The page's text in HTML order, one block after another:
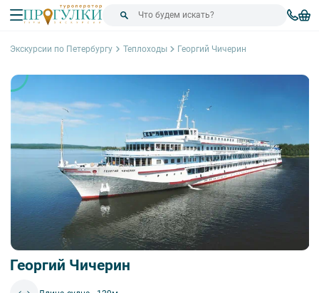
Экскурсии по Петербургу Теплоходы Георгий Чичерин
Георгий Чичерин